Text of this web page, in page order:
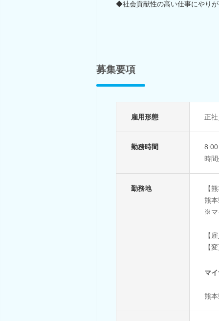
◆社会貢献性の高い仕事にやり
募集要項
雇用形態 正
勤務時間
時
勤務地
【
熊
※マ
【
【
マ
熊